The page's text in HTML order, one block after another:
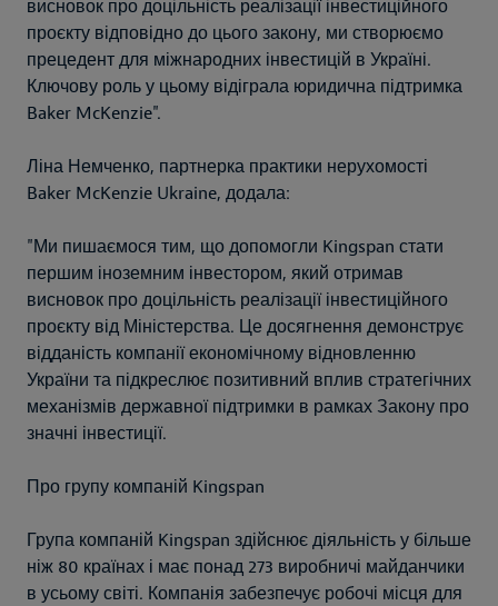
висновок про доцільність реалізації інвестиційного
проєкту відповідно до цього закону, ми створюємо
прецедент для міжнародних інвестицій в Україні.
Ключову роль у цьому відіграла юридична підтримка
Baker McKenzie".
Ліна Немченко, партнерка практики нерухомості
Baker McKenzie Ukraine, додала:
"Ми пишаємося тим, що допомогли Kingspan стати
першим іноземним інвестором, який отримав
висновок про доцільність реалізації інвестиційного
проєкту від Міністерства. Це досягнення демонструє
відданість компанії економічному відновленню
України та підкреслює позитивний вплив стратегічних
механізмів державної підтримки в рамках Закону про
значні інвестиції.
Про групу компаній Kingspan
Група компаній Kingspan здійснює діяльність у більше
ніж 80 країнах і має понад 273 виробничі майданчики
в усьому світі. Компанія забезпечує робочі місця для